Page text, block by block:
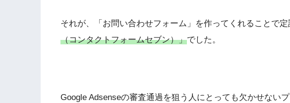
それが、「お問い合わせフォーム」を作ってくれることで定
（コンタクトフォームセブン）」でした。
Google Adsenseの審査通過を狙う人にとっても欠かせない